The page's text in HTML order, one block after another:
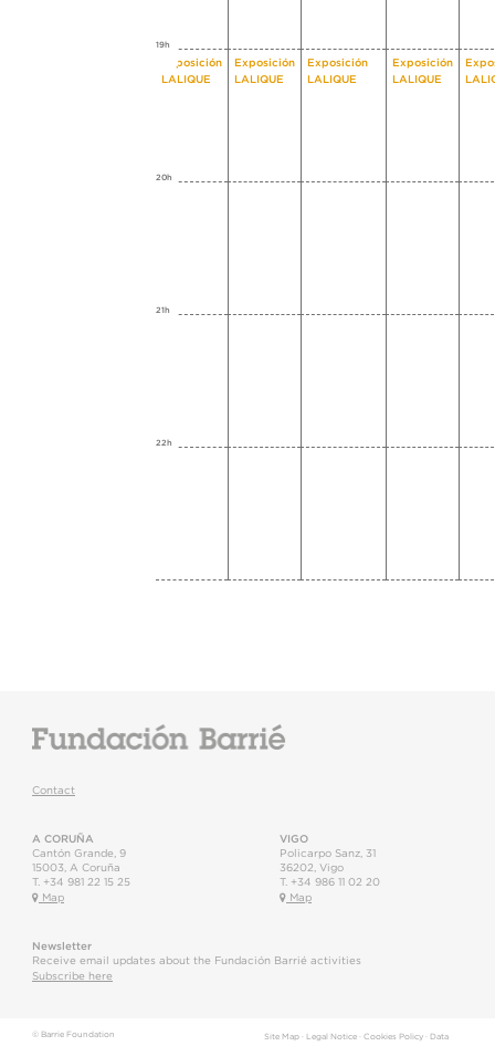
19h
Exposición
LALIQUE
Exposición
LALIQUE
Exposición
LALIQUE
Exposición
LALIQUE
20h
21h
22h
Contact
A CORUÑA
Cantón Grande, 9
15003
A Coruña
T. +34 981 22 15 25
Map
VIGO
Policarpo Sanz, 31
36202 Vigo
T. +34 986 11 02 20
Map
Newsletter
Receive email updates about the Fundación Barrié activities
Subscribe here
© Barrie Foundation Site Map· Legal Notice· Cookies Policy· Data